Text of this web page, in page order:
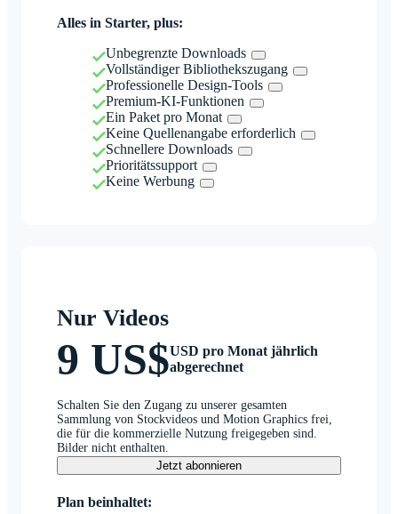
Alles in Starter, plus:
Unbegrenzte Downloads
Vollständiger Bibliothekszugang
Professionelle Design-Tools
Premium-KI-Funktionen
Ein Paket pro Monat
Keine Quellenangabe erforderlich
Schnellere Downloads
Prioritätssupport
Keine Werbung
Nur Videos
9 US$USD pro Monat jährlich
abgerechnet
Schalten Sie den Zugang zu unserer gesamten
Sammlung von Stockvideos und Motion Graphics frei,
die für die kommerzielle Nutzung freigegeben sind.
Bilder nicht enthalten.
Jetzt abonnieren
Plan beinhaltet: